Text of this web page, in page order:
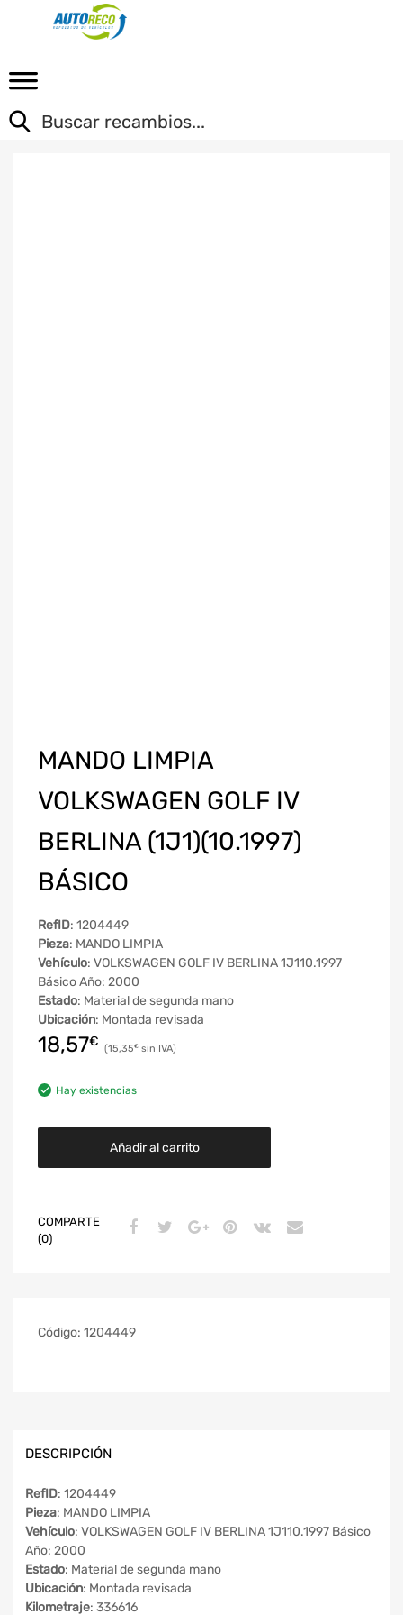
MANDO LIMPIA
VOLKSWAGEN GOLF IV
BERLINA (1J1)(10.1997)
BÁSICO
RefID: 1204449
Pieza: MANDO LIMPIA
Vehículo: VOLKSWAGEN GOLF IV BERLINA 1J110.1997
Básico Año: 2000
Estado: Material de segunda mano
Ubicación: Montada revisada
18,57€ 15,35€
Hay existencias
Añadir al carrito
COMPARTE
(0)
Código: 1204449
DESCRIPCIÓN
RefID: 1204449
Pieza: MANDO LIMPIA
Vehículo: VOLKSWAGEN GOLF IV BERLINA 1J110.1997 Básico
Año: 2000
Estado: Material de segunda mano
Ubicación: Montada revisada
Kilometraje: 336616